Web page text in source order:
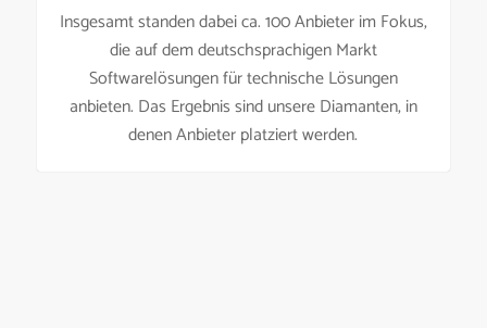
Insgesamt standen dabei ca. 100 Anbieter im Fokus,
die auf dem deutschsprachigen Markt
Softwarelösungen für technische Lösungen
anbieten. Das Ergebnis sind unsere Diamanten, in
denen Anbieter platziert werden.